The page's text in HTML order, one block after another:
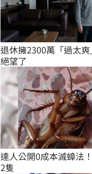
退休擁2300萬「過太
絕望了
達人公開0成本滅蟑法
2隻